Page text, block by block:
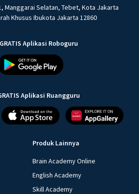
Manggarai Selatan, Tebet, Kota Jakarta
Khusus Ibukota Jakarta 12860
Aplikasi Roboguru
Aplikasi Ruangguru
Produk Lainnya
Brain Academy Online
English Academy
Skill Academy